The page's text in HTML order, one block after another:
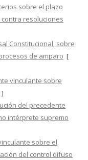
sobre el plazo
resoluciones
Constitucional, sobre
de amparo [
vinculante sobre
del precedente
intérprete supremo
sobre el
del control difuso